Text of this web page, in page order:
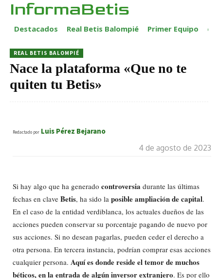
InformaBetis
Destacados Real Betis Balompié Primer Equipo
REAL BETIS BALOMPIÉ
Nace la plataforma «Que no te
quiten tu Betis»
Redactado por Luis Pérez Bejarano
4 de agosto de 2023
Si hay algo que ha generado controversia durante las últimas
fechas en clave Betis, ha sido la posible ampliación de capital.
En el caso de la entidad verdiblanca, los actuales dueños de las
acciones pueden conservar su porcentaje pagando de nuevo por
sus acciones. Si no desean pagarlas, pueden ceder el derecho a
otra persona. En tercera instancia, podrían comprar esas acciones
cualquier persona. Aquí es donde reside el temor de muchos
béticos, en la entrada de algún inversor extranjero. Es por ello